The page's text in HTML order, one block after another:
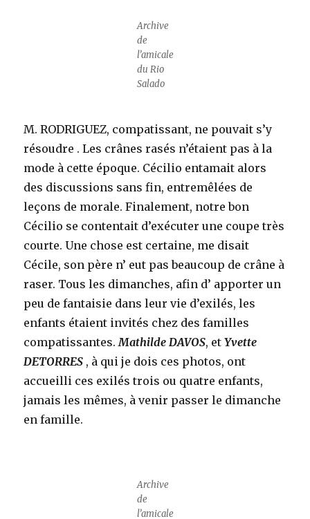
Archive
de
l’amicale
du Rio
Salado
M. RODRIGUEZ, compatissant, ne pouvait s’y
résoudre . Les crânes rasés n’étaient pas à la
mode à cette époque. Cécilio entamait alors
des discussions sans fin, entremêlées de
leçons de morale. Finalement, notre bon
Cécilio se contentait d’exécuter une coupe très
courte. Une chose est certaine, me disait
Cécile, son père n’ eut pas beaucoup de crâne à
raser. Tous les dimanches, afin d’ apporter un
peu de fantaisie dans leur vie d’exilés, les
enfants étaient invités chez des familles
compatissantes.Mathilde DAVOS, etYvette
DETORRES , à qui je dois ces photos, ont
accueilli ces exilés trois ou quatre enfants,
jamais les mêmes, à venir passer le dimanche
en famille.
Archive
de
l’amicale